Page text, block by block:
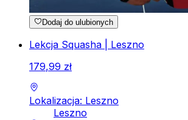
Dodaj do ulubionych
Lekcja Squasha | Leszno
179,99 zł
Lokalizacja: Leszno
Leszno